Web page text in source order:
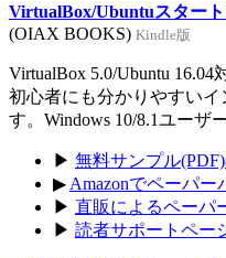
VirtualBox/Ubuntuスター
(OIAX BOOKS) Kindle版
VirtualBox 5.0/Ubuntu
初心者にも分かりやすい
す。Windows 10/8.1ユーザ
▶ 無料サンプル
▶ Amazonでペーパー
▶ 直販によるペーパ
▶ 読者サポートペー